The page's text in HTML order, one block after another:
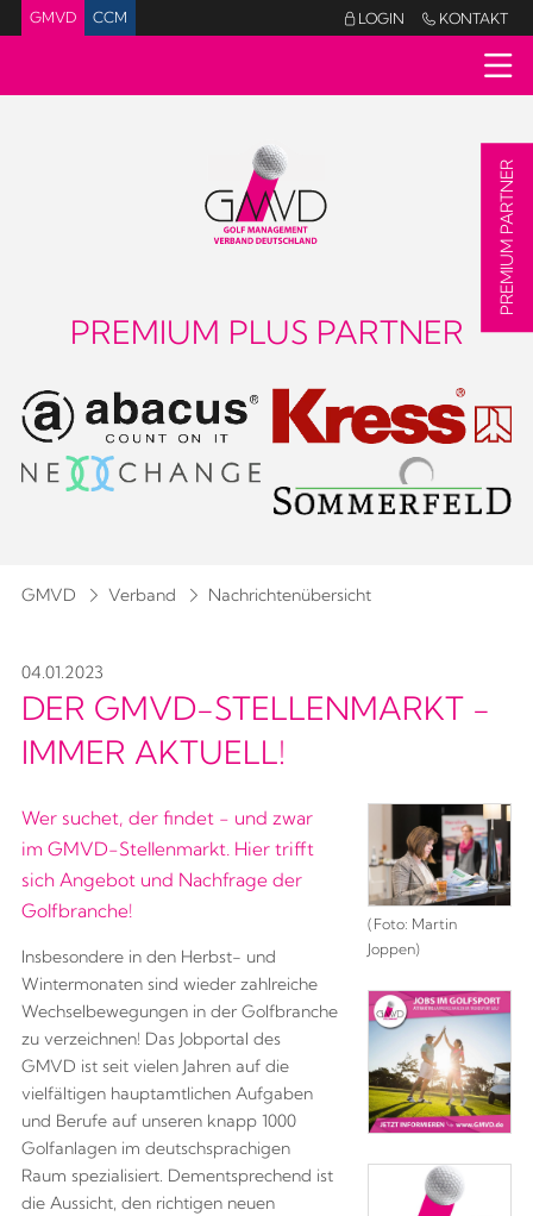
GMVD CCM LOGIN  KONTAKT
PREMIUM PLUS PARTNER
GMVD Verband Nachrichtenübersicht
04.01.2023
DER GMVD-STELLENMARKT -
IMMER AKTUELL!
Wer suchet, der findet - und zwar
im GMVD-Stellenmarkt. Hier trifft
sich Angebot und Nachfrage der
Golfbranche!
Insbesondere in den Herbst- und
Wintermonaten sind wieder zahlreiche
Wechselbewegungen in der Golfbranche
zu verzeichnen! Das Jobportal des
GMVD ist seit vielen Jahren auf die
vielfältigen hauptamtlichen Aufgaben
und Berufe auf unseren knapp 1000
Golfanlagen im deutschsprachigen
Raum spezialisiert. Dementsprechend ist
die Aussicht, den richtigen neuen
(Foto: Martin
Joppen)
PREMIUM PARTNER